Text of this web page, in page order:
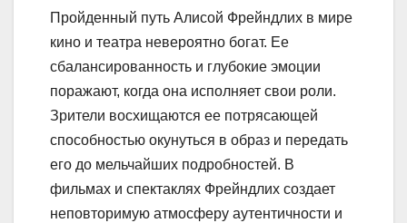
Пройденный путь Алисой Фрейндлих в мире
кино и театра невероятно богат. Ее
сбалансированность и глубокие эмоции
поражают, когда она исполняет свои роли.
Зрители восхищаются ее потрясающей
способностью окунуться в образ и передать
его до мельчайших подробностей. В
фильмах и спектаклях Фрейндлих создает
неповторимую атмосферу аутентичности и